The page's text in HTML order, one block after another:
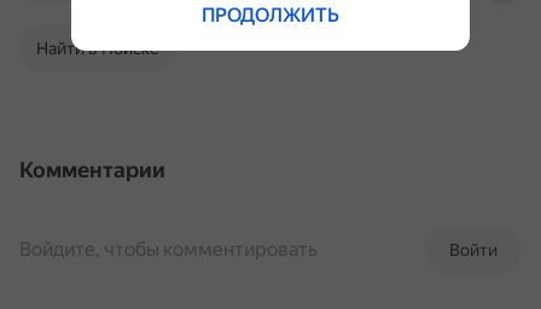
Найти в Поиске
Комментарии
Войти
Войдите, чтобы комментировать
ПРОДОЛЖИТЬ